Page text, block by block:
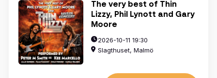
The very best of Thin
Lizzy, Phil Lynott and Gary
Moore
2026-10-11 19:30
Slagthuset, Malmö